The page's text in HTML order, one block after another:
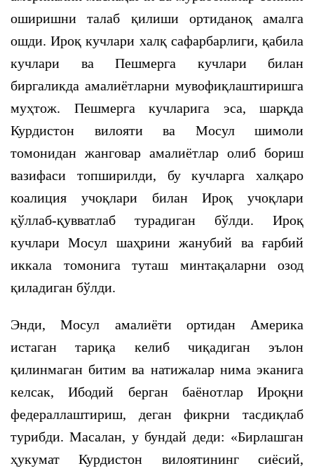
оширишни талаб қилиши ортиданоқ амалга
ошди. Ироқ кучлари халқ сафарбарлиги, қабила
кучлари ва Пешмерга кучлари билан
биргаликда амалиётларни мувофиқлаштиришга
муҳтож. Пешмерга кучларига эса, шарқда
Курдистон вилояти ва Мосул шимоли
томонидан жанговар амалиётлар олиб бориш
вазифаси топширилди, бу кучларга халқаро
коалиция учоқлари билан Ироқ учоқлари
қўллаб-қувватлаб турадиган бўлди. Ироқ
кучлари Мосул шаҳрини жанубий ва ғарбий
иккала томонига туташ минтақаларни озод
қиладиган бўлди.
Энди, Мосул амалиёти ортидан Америка
истаган тариқа келиб чиқадиган эълон
қилинмаган битим ва натижалар нима эканига
келсак, Ибодий берган баёнотлар Ироқни
федераллаштириш, деган фикрни тасдиқлаб
турибди. Масалан, у бундай деди: «Бирлашган
ҳукумат Курдистон вилоятининг сиёсий,